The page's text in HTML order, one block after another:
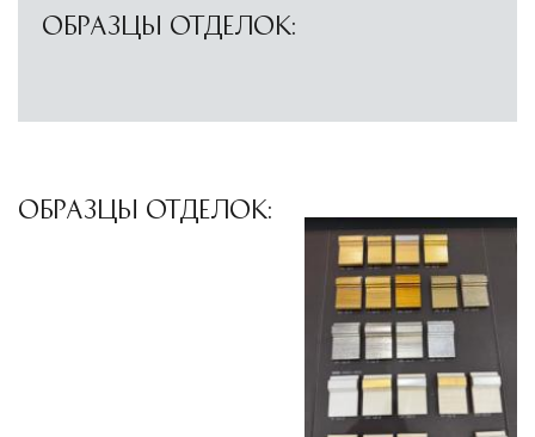
осуществляют разгрузку с применением
средств
— специалисты
распаковывают товар и устанавливают его в
Вывоз упаковочного материала— полная
очистка помещения от тары и упаковки
ОБРАЗЦЫ ОТДЕЛОК:
ОБРАЗЦЫ ОТДЕЛОК: